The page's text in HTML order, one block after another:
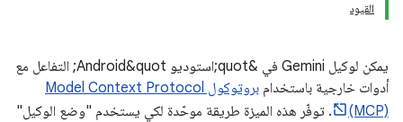
القيود
يمكن لوكيل Gemini في &quot;استوديو Android&quot; التفاعل مع
أدوات خارجية باستخدام
بروتوكول Model Context Protocol
(MCP)
. توفّر هذه الميزة طريقة موحّدة لكي يستخدم "وضع الوكيل"